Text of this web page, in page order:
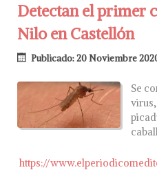
Detectan el primer
Nilo en Castellón
Publicado: 20 Noviembre
Se
https://